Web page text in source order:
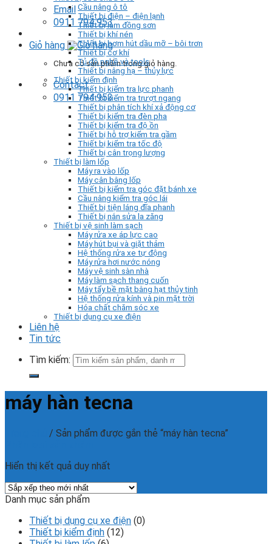
Email
0911 794 953
Giỏ hàng
Chưa có sản phẩm trong giỏ hàng.
Contact
0911 794 953
Cầu nâng ô tô
Thiết bị điện – điện lạnh
Thiết bị làm đồng sơn
Thiết bị khí nén
Thiết bị bơm hút dầu mỡ – bôi trơn
Thiết bị cơ khí
Tủ đồ nghề và tools
Thiết bị nâng hạ – thủy lực
Thiết bị kiểm định
Thiết bị kiểm tra lực phanh
Thiết bị kiểm tra trượt ngang
Thiết bị phân tích khí xả động cơ
Thiết bị kiểm tra đèn pha
Thiết bị kiểm tra độ ồn
Thiết bị hỗ trợ kiểm tra gầm
Thiết bị kiểm tra tốc độ
Thiết bị cân trọng lượng
Thiết bị làm lốp
Máy ra vào lốp
Máy cân bằng lốp
Thiết bị kiểm tra góc đặt bánh xe
Cầu nâng kiểm tra góc lái
Thiết bị tiện láng đĩa phanh
Thiết bị nắn sửa la zăng
Thiết bị vệ sinh làm sạch
Máy rửa xe áp lực cao
Máy hút bụi và giặt thảm
Hệ thống rửa xe tự động
Máy rửa hơi nước nóng
Máy vệ sinh sàn nhà
Máy làm sạch thang cuốn
Máy tẩy bề mặt bằng hạt thủy tinh
Hệ thống rửa kính và pin mặt trời
Hóa chất chăm sóc xe
Thiết bị dụng cụ xe điện
Liên hệ
Tin tức
Tìm kiếm:
máy hàn tecna
/ Sản phẩm được gắn thẻ “máy hàn tecna”
Hiển thị kết quả duy nhất
Danh mục sản phẩm
Thiết bị dụng cụ xe điện (0)
Thiết bị kiểm định (12)